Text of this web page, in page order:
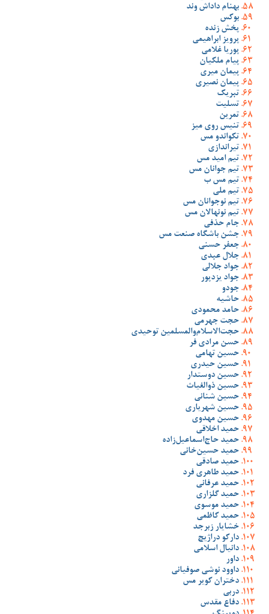
بهنام داداش وند
بوکس
پخش زنده
پرویز ابراهیمی
پوریا غلامی
پیام ملکیان
پیمان میری
پیمان نصیری
تبریک
تسلیت
تمرین
تنیس روی میز
تکواندو مس
تیراندازی
تیم امید مس
تیم جوانان مس
تیم مس ب
تیم ملی
تیم نوجوانان مس
تیم نونهالان مس
جام حذفی
جشن باشگاه صنعت مس
جعفر حسنی
جلال عبدی
جواد جلالی
جواد یزدپور
جودو
حاشیه
حامد محمودی
حجت جهرمی
حجت‌الاسلام‌والمسلمین توحیدی
حسن مرادی فر
حسین تهامی
حسین حیدری
حسین دوستدار
حسین ذوالغیاث
حسین شنانی
حسین شهریاری
حسین مهدوی
حمید اخلاقی
حمید حاج‌اسماعیل‌زاده
حمید حسین‌خانی
حمید صادقی
حمید طاهری فرد
حمید عرفانی
حمید گلزاری
حمید موسوی
حمید کاظمی
خشایار زبرجد
دارکو دراژیچ
دانیال اسلامی
داور
داوود نوشی صوفیانی
دختران کویر مس
دربی
دفاع مقدس